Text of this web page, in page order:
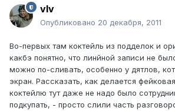
vIv
Опубликовано 20 декабря, 2011
Во-первых там коктейль из подделок и
какбэ понятно, что линйной записи не
можно по-сливать, особенно у дятлов,
экран. Рассказать, как делается
коктейлю тут даже не надо было
подкупать, - просто слили часть